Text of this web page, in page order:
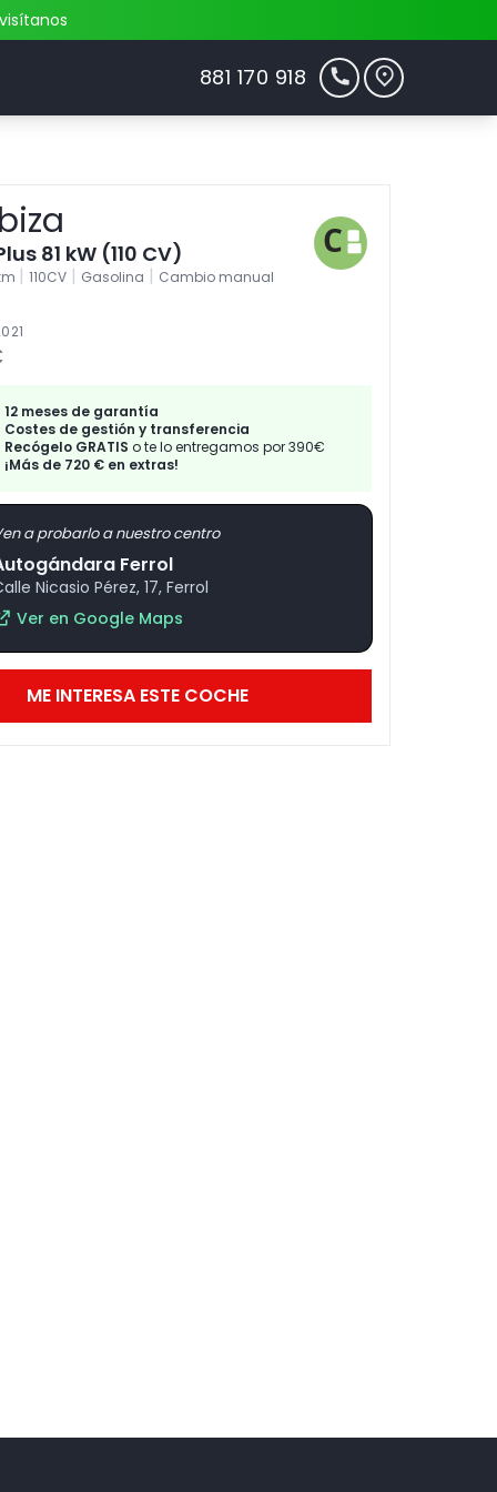
881 170 918
81 kW (110 CV)
| 110CV | Gasolina | Cambio manual
12 meses de garantía
Costes de gestión y transferencia
Recógelo GRATIS o te lo entregamos por 390€
¡Más de 720 € en extras!
a probarlo a nuestro centro
Ferrol
Nicasio Pérez, 17, Ferrol
Ver en Google Maps
ME INTERESA ESTE COCHE